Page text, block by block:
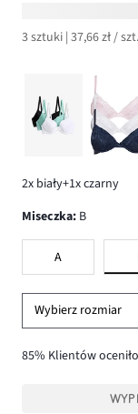
3 sztuki | 37,66 zł / szt.
2x biały+1x czarny
Miseczka: B
A
Wybierz rozmiar
85% Klientów